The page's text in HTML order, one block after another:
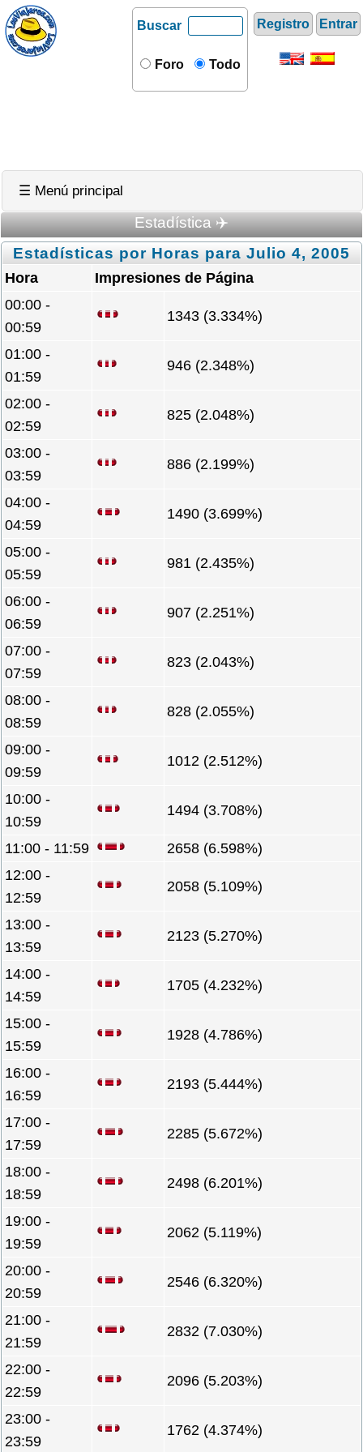
Registro Entrar
Buscar
Foro Todo
☰ Menú principal
Estadística ✈️
Estadísticas por Horas para Julio 4, 2005
Hora
Impresiones de Página
00:00 -
00:59
1343 (3.334%)
01:00 -
01:59
946 (2.348%)
02:00 -
02:59
825 (2.048%)
03:00 -
03:59
886 (2.199%)
04:00 -
04:59
1490 (3.699%)
05:00 -
05:59
981 (2.435%)
06:00 -
06:59
907 (2.251%)
07:00 -
07:59
823 (2.043%)
08:00 -
08:59
828 (2.055%)
09:00 -
09:59
1012 (2.512%)
10:00 -
10:59
1494 (3.708%)
11:00 - 11:59
2658 (6.598%)
12:00 -
12:59
2058 (5.109%)
13:00 -
13:59
2123 (5.270%)
14:00 -
14:59
1705 (4.232%)
15:00 -
15:59
1928 (4.786%)
16:00 -
16:59
2193 (5.444%)
17:00 -
17:59
2285 (5.672%)
18:00 -
18:59
2498 (6.201%)
19:00 -
19:59
2062 (5.119%)
20:00 -
20:59
2546 (6.320%)
21:00 -
21:59
2832 (7.030%)
22:00 -
22:59
2096 (5.203%)
23:00 -
23:59
1762 (4.374%)